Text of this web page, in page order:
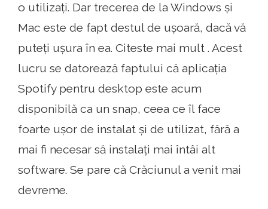
o utilizați. Dar trecerea de la Windows și
Mac este de fapt destul de ușoară, dacă vă
puteți ușura în ea. Citeste mai mult . Acest
lucru se datorează faptului că aplicația
Spotify pentru desktop este acum
disponibilă ca un snap, ceea ce îl face
foarte ușor de instalat și de utilizat, fără a
mai fi necesar să instalați mai întâi alt
software. Se pare că Crăciunul a venit mai
devreme.